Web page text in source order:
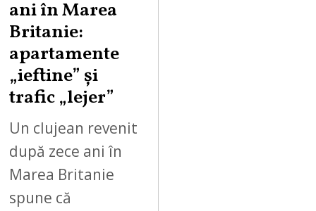
ani în Marea
Britanie:
apartamente
„ieftine” și
trafic „lejer”
Un clujean revenit
după zece ani în
Marea Britanie
spune că